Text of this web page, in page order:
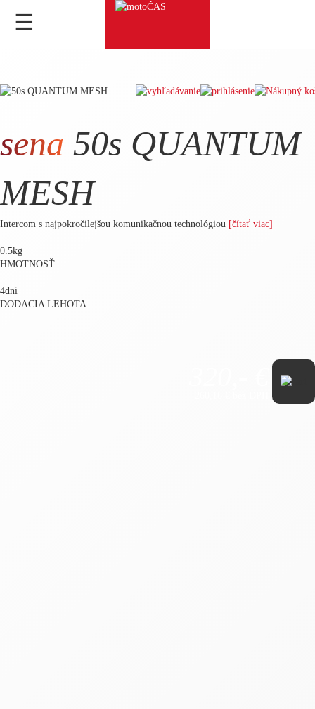
☰
sena 50s QUANTUM
MESH
Intercom s najpokročilejšou komunikačnou technológiou [čítať viac]
0.5kg
HMOTNOSŤ
4dni
DODACIA LEHOTA